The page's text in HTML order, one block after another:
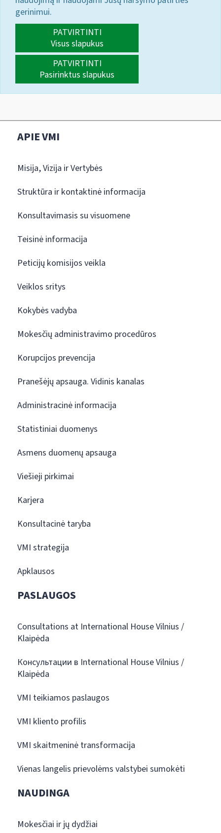
gerinimui.
PATVIRTINTI
Visus slapukus
PATVIRTINTI
Pasirinktus slapukus
APIE VMI
Misija, Vizija ir Vertybės
Struktūra ir kontaktinė informacija
Konsultavimasis su visuomene
Teisinė informacija
Peticijų komisijos veikla
Veiklos sritys
Kokybės vadyba
Mokesčių administravimo procedūros
Korupcijos prevencija
Pranešėjų apsauga. Vidinis kanalas
Administracinė informacija
Statistiniai duomenys
Asmens duomenų apsauga
Viešieji pirkimai
Karjera
Konsultacinė taryba
VMI strategija
Apklausos
PASLAUGOS
Consultations at International House Vilnius /
Klaipėda
Консультации в International House Vilnius /
Klaipėda
VMI teikiamos paslaugos
VMI kliento profilis
VMI skaitmeninė transformacija
Vienas langelis prievolėms valstybei sumokėti
NAUDINGA
Mokesčiai ir jų dydžiai